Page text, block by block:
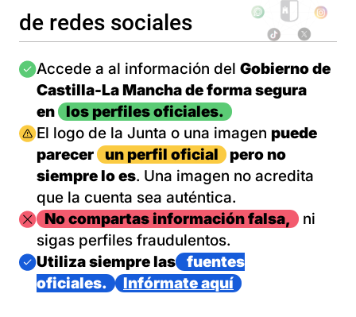
de redes sociales
Imagen
Accede a al información del Gobierno de
Castilla-La Mancha de forma segura
en
los perfiles oficiales.
Imagen
El logo de la Junta o una imagen puede
parecer
un perfil oficial
pero no
siempre lo es. Una imagen no acredita
que la cuenta sea auténtica.
ImagenNo compartas información falsa,
ni
sigas perfiles fraudulentos.
Imagen
Utiliza siempre las
fuentes
oficiales.
Infórmate aquí